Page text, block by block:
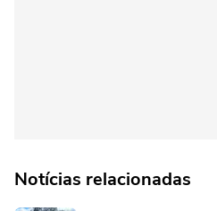
Notícias relacionadas